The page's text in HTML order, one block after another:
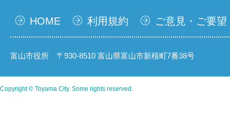
HOME 利用規約 ご意見・ご要望
富山市役所 〒930-8510 富山県富山市新桜町7番38号
Copyright © Toyama City. Some rights reserved.